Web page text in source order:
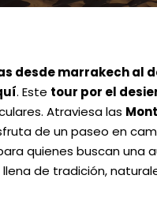
desde marrakech al
. Este tour por el
Atraviesa las
de un paseo en
quienes buscan una
de tradición,